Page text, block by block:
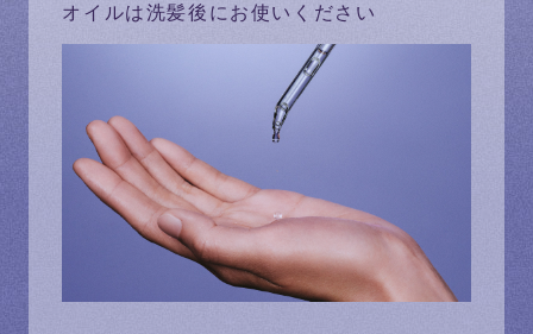
オイルは洗髪後にお使いください